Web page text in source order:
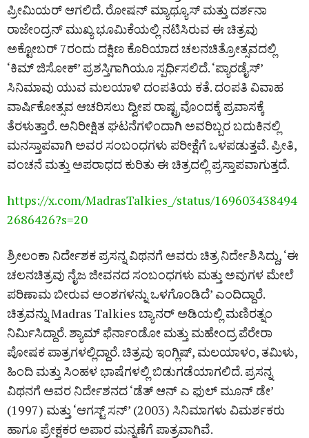
ಪ್ರೀಮಿಯರ್‌ ಆಗಲಿದೆ. ರೋಷನ್ ಮ್ಯಾಥ್ಯೂಸ್ ಮತ್ತು ದರ್ಶನಾ
ರಾಜೇಂದ್ರನ್ ಮುಖ್ಯ ಭೂಮಿಕೆಯಲ್ಲಿ ನಟಿಸಿರುವ ಈ ಚಿತ್ರವು
ಅಕ್ಟೋಬರ್ 7ರಂದು ದಕ್ಷಿಣ ಕೊರಿಯಾದ ಚಲನಚಿತ್ರೋತ್ಸವದಲ್ಲಿ
‘ಕಿಮ್ ಜಿಸೋಕ್’ ಪ್ರಶಸ್ತಿಗಾಗಿಯೂ ಸ್ಪರ್ಧಿಸಲಿದೆ. ‘ಪ್ಯಾರಡೈಸ್’
ಸಿನಿಮಾವು ಯುವ ಮಲಯಾಳಿ ದಂಪತಿಯ ಕತೆ. ದಂಪತಿ ವಿವಾಹ
ವಾರ್ಷಿಕೋತ್ಸವ ಆಚರಿಸಲು ದ್ವೀಪ ರಾಷ್ಟ್ರವೊಂದಕ್ಕೆ ಪ್ರವಾಸಕ್ಕೆ
ತೆರಳುತ್ತಾರೆ. ಅನಿರೀಕ್ಷಿತ ಘಟನೆಗಳಿಂದಾಗಿ ಅವರಿಬ್ಬರ ಬದುಕಿನಲ್ಲಿ
ಮನಸ್ತಾಪವಾಗಿ ಅವರ ಸಂಬಂಧಗಳು ಪರೀಕ್ಷೆಗೆ ಒಳಪಡುತ್ತವೆ. ಪ್ರೀತಿ,
ವಂಚನೆ ಮತ್ತು ಅಪರಾಧದ ಕುರಿತು ಈ ಚಿತ್ರದಲ್ಲಿ ಪ್ರಸ್ತಾಪವಾಗುತ್ತದೆ.
https://x.com/MadrasTalkies_/status/169603438494
2686426?s=20
ಶ್ರೀಲಂಕಾ ನಿರ್ದೇಶಕ ಪ್ರಸನ್ನ ವಿಥನಗೆ ಅವರು ಚಿತ್ರ ನಿರ್ದೇಶಿಸಿದ್ದು, ‘ಈ
ಚಲನಚಿತ್ರವು ನೈಜ ಜೀವನದ ಸಂಬಂಧಗಳು ಮತ್ತು ಅವುಗಳ ಮೇಲೆ
ಪರಿಣಾಮ ಬೀರುವ ಅಂಶಗಳನ್ನು ಒಳಗೊಂಡಿದೆ’ ಎಂದಿದ್ದಾರೆ.
ಚಿತ್ರವನ್ನು Madras Talkies ಬ್ಯಾನರ್ ಅಡಿಯಲ್ಲಿ ಮಣಿರತ್ನಂ
ನಿರ್ಮಿಸಿದ್ದಾರೆ. ಶ್ಯಾಮ್ ಫೆರ್ನಾಂಡೋ ಮತ್ತು ಮಹೇಂದ್ರ ಪೆರೇರಾ
ಪೋಷಕ ಪಾತ್ರಗಳಲ್ಲಿದ್ದಾರೆ. ಚಿತ್ರವು ಇಂಗ್ಲಿಷ್‌, ಮಲಯಾಳಂ, ತಮಿಳು,
ಹಿಂದಿ ಮತ್ತು ಸಿಂಹಳ ಭಾಷೆಗಳಲ್ಲಿ ಬಿಡುಗಡೆಯಾಗಲಿದೆ. ಪ್ರಸನ್ನ
ವಿಥನಗೆ ಅವರ ನಿರ್ದೇಶನದ ‘ಡೆತ್ ಆನ್ ಎ ಫುಲ್ ಮೂನ್ ಡೇ’
(1997) ಮತ್ತು ‘ಆಗಸ್ಟ್ ಸನ್’ (2003) ಸಿನಿಮಾಗಳು ವಿಮರ್ಶಕರು
ಹಾಗೂ ಪ್ರೇಕ್ಷಕರ ಅಪಾರ ಮನ್ನಣೆಗೆ ಪಾತ್ರವಾಗಿವೆ.